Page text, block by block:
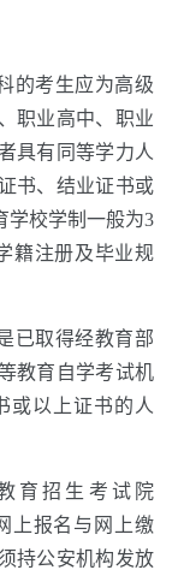
的考生应为高级
职业高中、职业
具有同等学力人
书、结业证书或
学校学制一般为3
籍注册及毕业规
已取得经教育部
教育自学考试机
或以上证书的人
育招生考试院
上报名与网上缴
持公安机构发放